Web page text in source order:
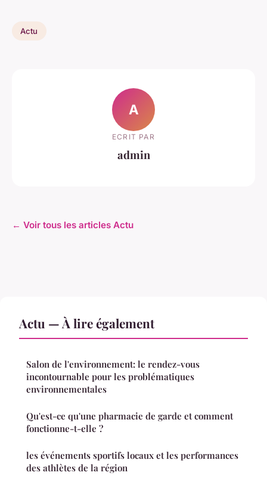
Actu
A
ECRIT PAR
admin
← Voir tous les articles Actu
Actu — À lire également
Salon de l'environnement: le rendez-vous
incontournable pour les problématiques
environnementales
Qu'est-ce qu'une pharmacie de garde et comment
fonctionne-t-elle ?
les événements sportifs locaux et les performances
des athlètes de la région